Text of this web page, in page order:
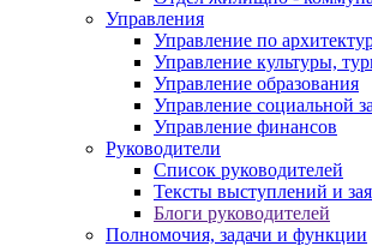
Управления
Управление по
Управление культуры,
Управление образования
Управление социальной
Управление финансов
Руководители
Список руководителей
Тексты выступлений и
Блоги руководителей
Полномочия, задачи и функции